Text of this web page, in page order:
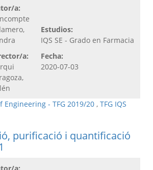
a:
a:
Estudios:
IQS SE - Grado en Farmacia
Fecha:
2020-07-03
Engineering - TFG 2019/20 , TFG IQS
purificació i quantificació